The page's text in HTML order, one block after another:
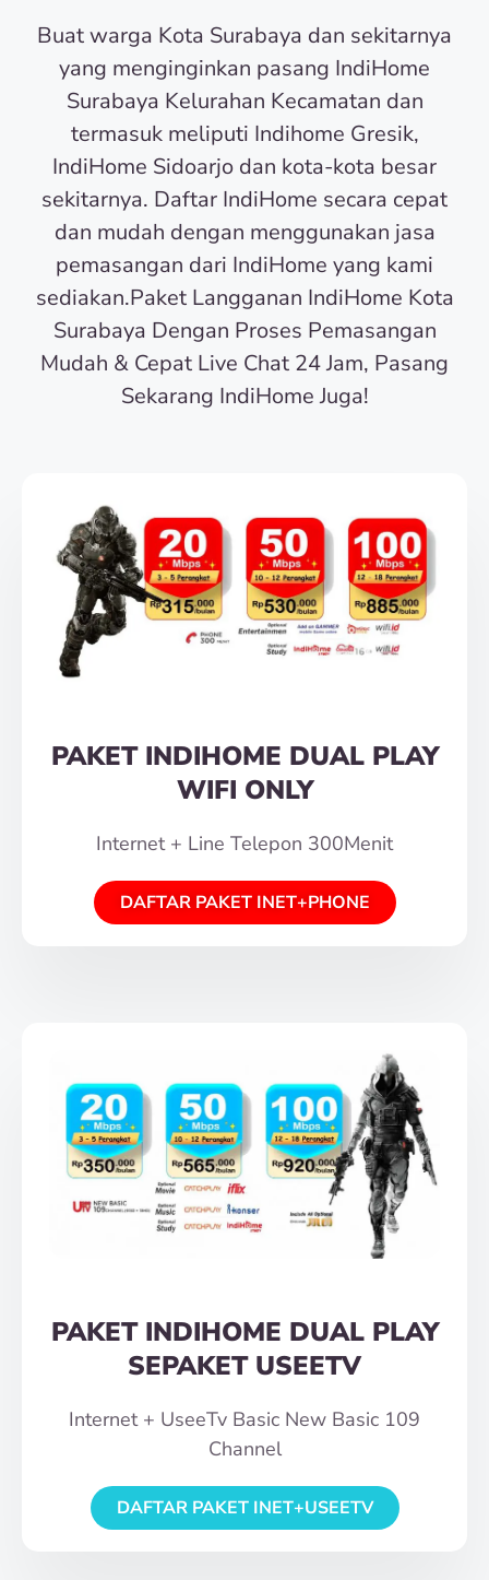
Buat warga Kota Surabaya dan sekitarnya
yang menginginkan pasang IndiHome
Surabaya Kelurahan Kecamatan dan
termasuk meliputi Indihome Gresik,
IndiHome Sidoarjo dan kota-kota besar
sekitarnya. Daftar IndiHome secara cepat
dan mudah dengan menggunakan jasa
pemasangan dari IndiHome yang kami
sediakan.Paket Langganan IndiHome Kota
Surabaya Dengan Proses Pemasangan
Mudah & Cepat Live Chat 24 Jam, Pasang
Sekarang IndiHome Juga!
PAKET INDIHOME DUAL PLAY
WIFI ONLY
Internet + Line Telepon 300Menit
DAFTAR PAKET INET+PHONE
PAKET INDIHOME DUAL PLAY
SEPAKET USEETV
Internet + UseeTv Basic New Basic 109
Channel
DAFTAR PAKET INET+USEETV